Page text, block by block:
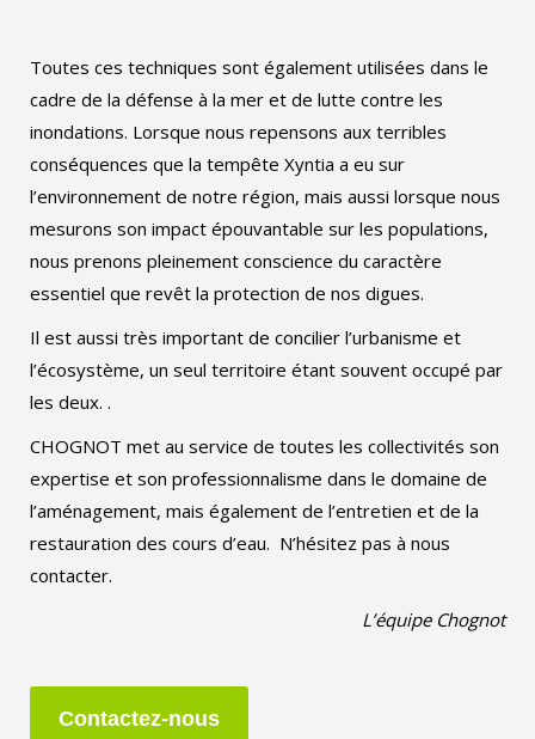
Toutes ces techniques sont également utilisées dans le
cadre de la défense à la mer et de lutte contre les
inondations. Lorsque nous repensons aux terribles
conséquences que la tempête Xyntia a eu sur
l’environnement de notre région, mais aussi lorsque nous
mesurons son impact épouvantable sur les populations,
nous prenons pleinement conscience du caractère
essentiel que revêt la protection de nos digues.
Il est aussi très important de concilier l’urbanisme et
l’écosystème, un seul territoire étant souvent occupé par
les deux. .
CHOGNOT met au service de toutes les collectivités son
expertise et son professionnalisme dans le domaine de
l’aménagement, mais également de l’entretien et de la
restauration des cours d’eau. N’hésitez pas à nous
contacter.
L’équipe Chognot
Contactez-nous